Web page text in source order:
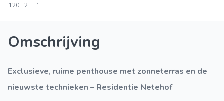
120 2 1
Omschrijving
Exclusieve, ruime penthouse met zonneterras en de
nieuwste technieken – Residentie Netehof